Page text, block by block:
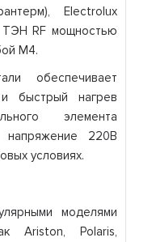
Electrolux
ТЭН RF мощностью
М4.
обеспечивает
быстрый нагрев
элемента
напряжение 220В
условиях.
моделями
Ariston, Polaris,